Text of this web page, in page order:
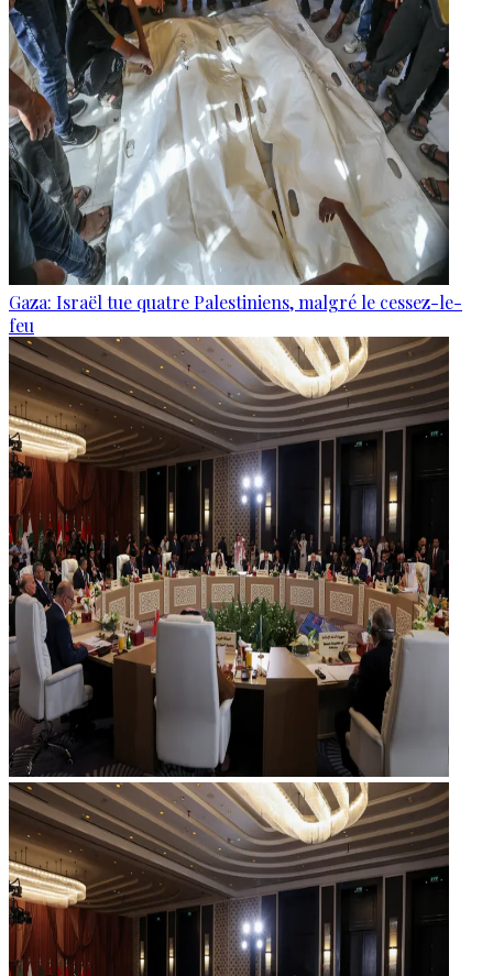
Gaza: Israël tue quatre Palestiniens, malgré le cessez-le-
feu